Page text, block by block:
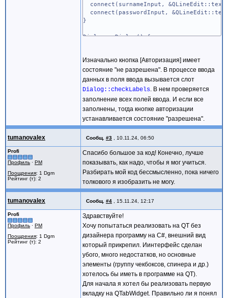
#endif // DIALOG_H
connect(surnameInput,
connect(passwordInput,
}
Dialog::~Dialog() {
void Dialog::SetupWidgetsForm() {
// Создание QFormLayout
QFormLayout* layout = new
// Поля ввода
nameInput = new QLineEdit();
surnameInput = new QLineEdit();
passwordInput = new QLineEdit();
passwordInput-
// Добавление полей на форму, вернее в
layout->addRow("Имя:", nameInput);
layout->addRow("Фамилия:",
layout->addRow("Пароль:",
// Установка выравнивания меток по
layout-
// Кнопка Авторизации
authButton = new QPushButton("
authButton->setEnabled(false);
// Создание горизонтального макета для
QHBoxLayout* buttonLayout = new
buttonLayout->addStretch(); // Добавляем
buttonLayout->addWidget(authButton); //
// Добавление горизонтального макета с
layout->addRow(buttonLayout);
setLayout(layout);
setWindowTitle("Форма входа");
// Устанавливаем минимальные размеры
// "высоту формы взять по минимуму", но
// Хотя можно было бы вызвать и просто
setMinimumSize(480,0);
Изначально кнопка [Авторизация] имеет
состояние "не разрешена". В процессе ввода
данных в поля ввода вызывается слот
Dialog::checkLabels . В нем проверяется
заполнение всех полей ввода. И если все
заполнены, тогда кнопке авторизации
устанавливается состояние "разрешена".
tumanovalex Сообщ. #3 10.11.24, 06:50
Profi
Профиль · PM
Поощрения: 1 Dgm
Рейтинг (т): 2
Спасибо большое за код! Конечно, лучше
показывать, как надо, чтобы я мог учиться.
Разбирать мой код бессмысленно, пока ничего
толкового я изобразить не могу.
tumanovalex Сообщ. #4 15.11.24, 12:17
Profi
Профиль · PM
Поощрения: 1 Dgm
Рейтинг (т): 2
Здравствуйте!
Хочу попытаться реализовать на QT без
дизайнера программу на C#, внешний вид
который прикрепил. Иинтерфейс сделан
убого, много недостатков, но основные
элементы (группу чекбоксов, спинера и др.)
хотелось бы иметь в программе на QT).
Для начала я хотел бы реализовать первую
вкладку на QTabWidget. Правильно ли я понял